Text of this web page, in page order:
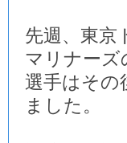
先週、東京
マリナーズ
選手はその
ました。